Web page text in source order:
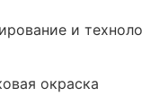
и
окраска